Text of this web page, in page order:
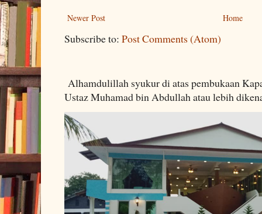
Newer Post Home
Subscribe to: Post Comments (Atom)
Alhamdulillah syukur di atas pembukaan
Ustaz Muhamad bin Abdullah atau lebih